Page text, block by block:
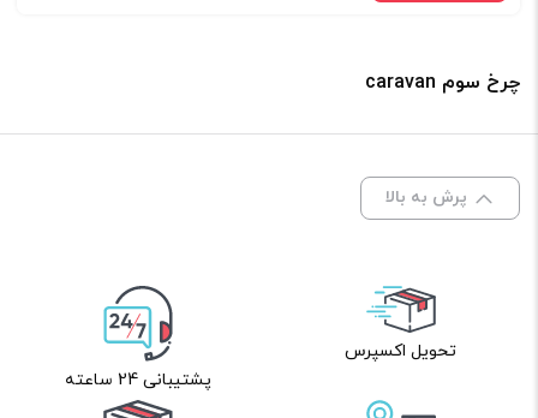
چرخ سوم caravan
پرش به بالا
تحویل اکسپرس
پشتیبانی 24 ساعته